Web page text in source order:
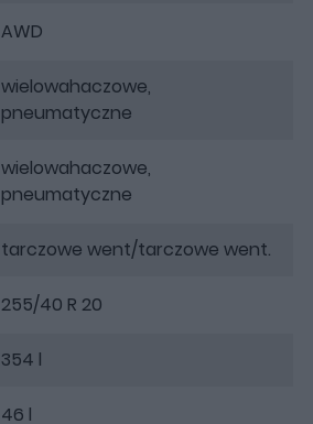
AWD
wielowahaczowe,
pneumatyczne
wielowahaczowe,
pneumatyczne
tarczowe went/tarczowe went.
255/40 R 20
354 l
46 l